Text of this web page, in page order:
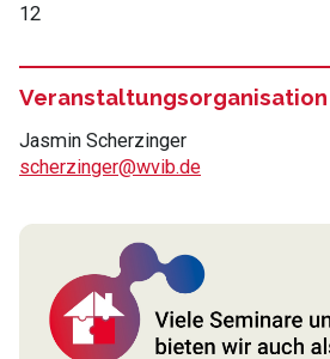
12
Veranstaltungsorganisation
Jasmin Scherzinger
scherzinger@wvib.de